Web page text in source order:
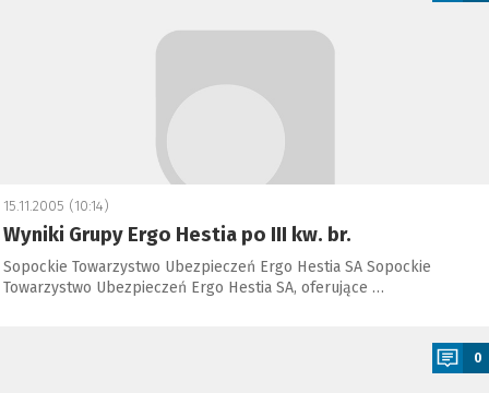
15.11.2005 (10:14)
Wyniki Grupy Ergo Hestia po III kw. br.
Sopockie Towarzystwo Ubezpieczeń Ergo Hestia SA Sopockie
Towarzystwo Ubezpieczeń Ergo Hestia SA, oferujące …
0